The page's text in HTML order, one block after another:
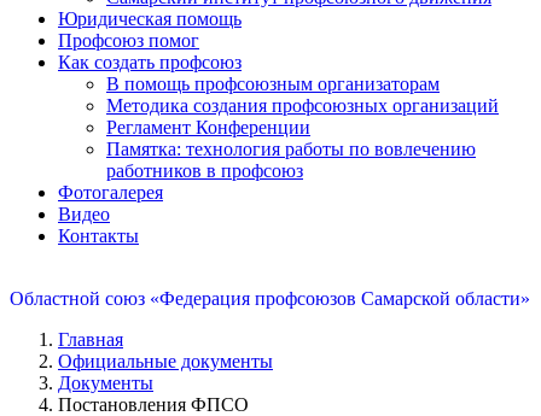
Юридическая помощь
Профсоюз помог
Как создать профсоюз
В помощь профсоюзным организаторам
Методика создания профсоюзных организаций
Регламент Конференции
Памятка: технология работы по вовлечению
работников в профсоюз
Фотогалерея
Видео
Контакты
Областной союз «Федерация профсоюзов Самарской области»
Главная
Официальные документы
Документы
Постановления ФПСО